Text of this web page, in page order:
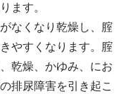
ます。
なくなり乾燥し、腟
やすくなります。腟
乾燥、かゆみ、にお
排尿障害を引き起こ